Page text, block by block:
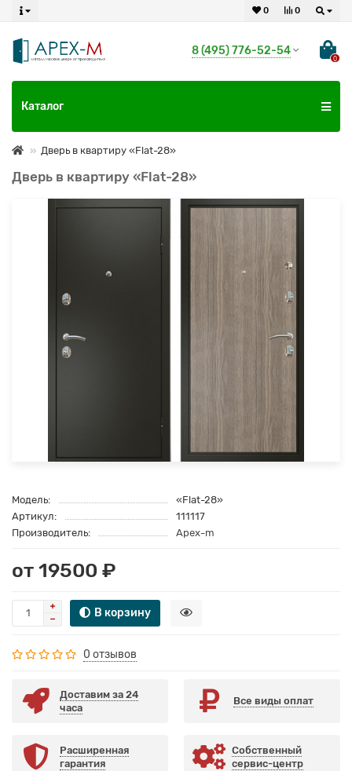
0
0
8 (495) 776-52-54
0
Каталог
Дверь в квартиру «Flat-28»
Дверь в квартиру «Flat-28»
Модель:
«Flat-28»
Артикул:
111117
Производитель:
Apex-m
от 19500 ₽
В корзину
0 отзывов
Доставим за 24
часа
Все виды оплат
Расширенная
гарантия
Собственный
сервис-центр